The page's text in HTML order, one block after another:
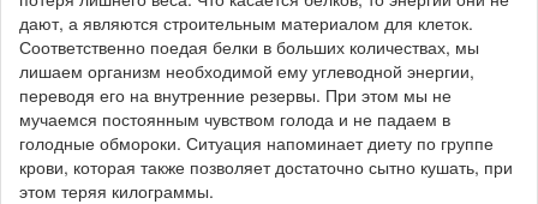
дают, а являются строительным материалом для клеток.
Соответственно поедая белки в больших количествах, мы
лишаем организм необходимой ему углеводной энергии,
переводя его на внутренние резервы. При этом мы не
мучаемся постоянным чувством голода и не падаем в
голодные обмороки. Ситуация напоминает диету по группе
крови, которая также позволяет достаточно сытно кушать, при
этом теряя килограммы.